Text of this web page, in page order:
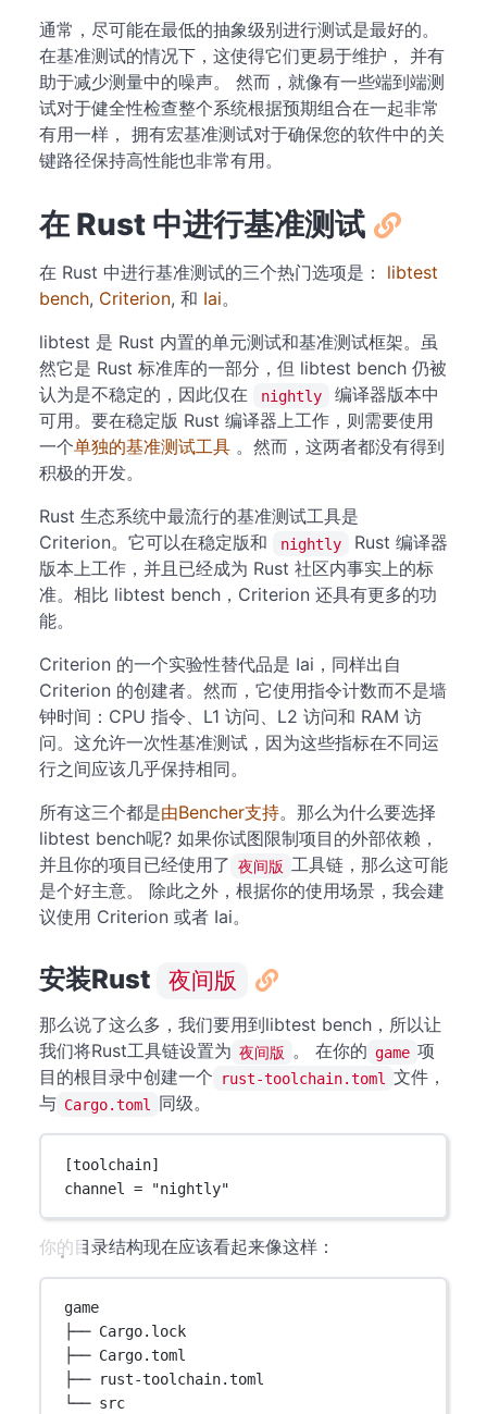
通常，尽可能在最低的抽象级别进行测试是最好的。
在基准测试的情况下，这使得它们更易于维护， 并有
助于减少测量中的噪声。 然而，就像有一些端到端测
试对于健全性检查整个系统根据预期组合在一起非常
有用一样， 拥有宏基准测试对于确保您的软件中的关
键路径保持高性能也非常有用。
在 Rust 中进行基准测试
在 Rust 中进行基准测试的三个热门选项是： libtest
bench, Criterion, 和 Iai。
libtest 是 Rust 内置的单元测试和基准测试框架。虽
然它是 Rust 标准库的一部分，但 libtest bench 仍被
认为是不稳定的，因此仅在
nightly
编译器版本中
可用。要在稳定版 Rust 编译器上工作，则需要使用
一个单独的基准测试工具 。然而，这两者都没有得到
积极的开发。
Rust 生态系统中最流行的基准测试工具是
Criterion。它可以在稳定版和
nightly
Rust 编译器
版本上工作，并且已经成为 Rust 社区内事实上的标
准。相比 libtest bench，Criterion 还具有更多的功
能。
Criterion 的一个实验性替代品是 Iai，同样出自
Criterion 的创建者。然而，它使用指令计数而不是墙
钟时间：CPU 指令、L1 访问、L2 访问和 RAM 访
问。这允许一次性基准测试，因为这些指标在不同运
行之间应该几乎保持相同。
所有这三个都是由Bencher支持。那么为什么要选择
libtest bench呢? 如果你试图限制项目的外部依赖，
并且你的项目已经使用了 夜间版 工具链，那么这可能
是个好主意。 除此之外，根据你的使用场景，我会建
议使用 Criterion 或者 Iai。
安装Rust 夜间版
那么说了这么多，我们要用到libtest bench，所以让
我们将Rust工具链设置为 夜间版 。 在你的 game 项
目的根目录中创建一个
rust-toolchain.toml
文件，
与 Cargo.toml 同级。
[toolchain]
channel =
"nightly"
你的目录结构现在应该看起来像这样：
game
├── Cargo.lock
├── Cargo.toml
├── rust-toolchain.toml
└── src